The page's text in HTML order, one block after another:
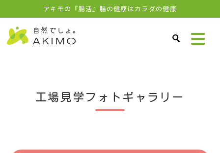
アキモの『腸活』腸の健康はカラダの健康
工場見学フォトギャラリー